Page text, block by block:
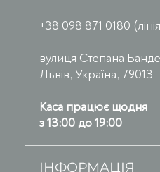
+38 098 871 0180
вулиця Степана
Львів, Україна, 79013
Каса працює щодня
з 13:00 до 19:00
ІНФОРМАЦІЯ